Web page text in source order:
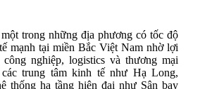
trong những địa phương có tốc độ
mạnh tại miền Bắc Việt Nam nhờ lợi
nghiệp, logistics và thương mại
trung tâm kinh tế như Hạ Long,
thống hạ tầng hiện đại như Sân bay